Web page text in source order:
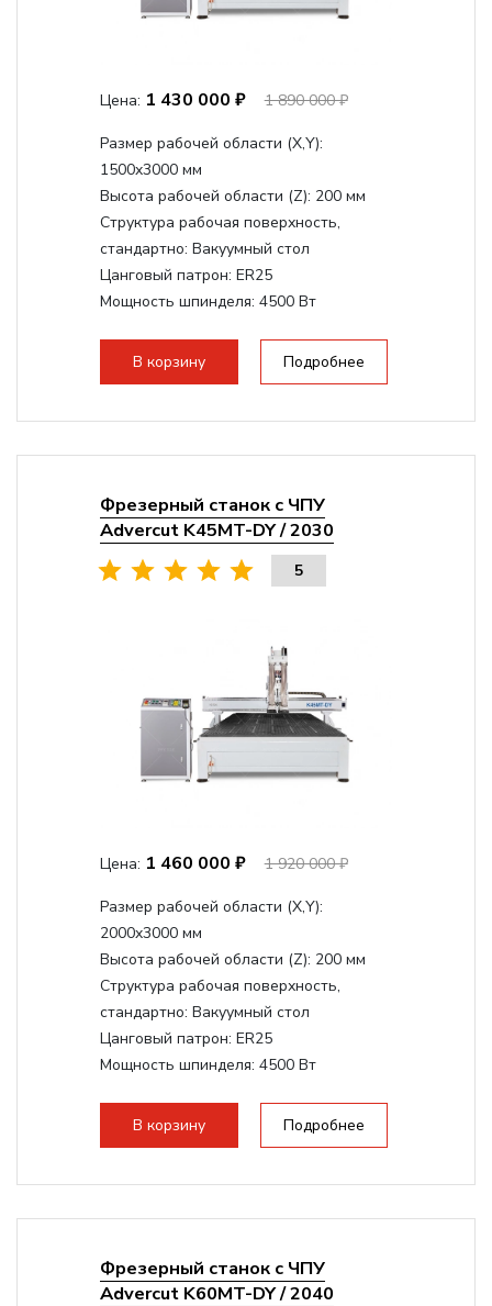
Цена: 1 430 000 ₽ 1 890 000 ₽
Размер рабочей области (Х,Y):
1500x3000 мм
Высота рабочей области (Z): 200 мм
Структура рабочая поверхность,
стандартно: Вакуумный стол
Цанговый патрон: ER25
Мощность шпинделя: 4500 Вт
Мощность инвертора:
10500 Вт
В корзину Подробнее
Фрезерный станок с ЧПУ
Advercut K45MT-DY / 2030
5
Цена: 1 460 000 ₽ 1 920 000 ₽
Размер рабочей области (Х,Y):
2000x3000 мм
Высота рабочей области (Z): 200 мм
Структура рабочая поверхность,
стандартно: Вакуумный стол
Цанговый патрон: ER25
Мощность шпинделя: 4500 Вт
Мощность инвертора:
10500 Вт
В корзину Подробнее
Фрезерный станок с ЧПУ
Advercut K60MT-DY / 2040